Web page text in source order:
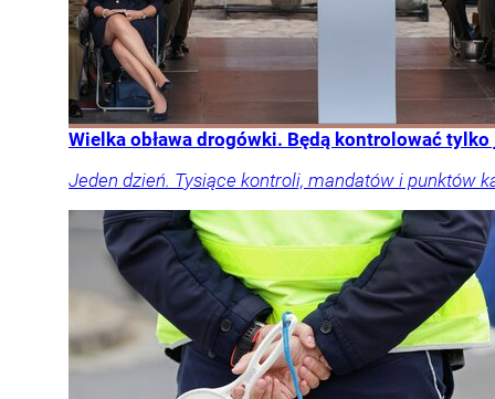
Wielka obława drogówki. Będą kontrolować tylko
Jeden dzień. Tysiące kontroli, mandatów i punktów